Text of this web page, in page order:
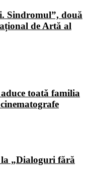
Sindromul”, două
de Artă al
toată familia
„Dialoguri fără